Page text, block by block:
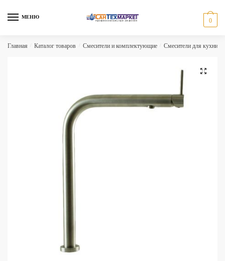
МЕНЮ
0
Главная Каталог товаров Смесители и комплектующие Смесители для кухни
🔍